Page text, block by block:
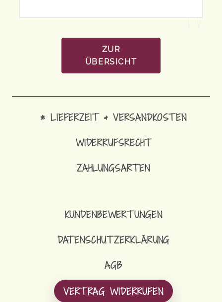
ZUR
ÜBERSICHT
* LIEFERZEIT & VERSANDKOSTEN
WIDERRUFSRECHT
ZAHLUNGSARTEN
KUNDENBEWERTUNGEN
DATENSCHUTZERKLÄRUNG
AGB
VERTRAG WIDERRUFEN